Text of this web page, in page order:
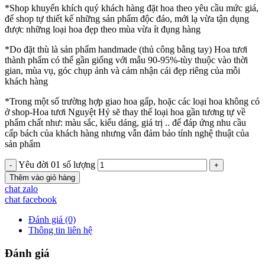
*Shop khuyến khích quý khách hàng đặt hoa theo yêu cầu mức giá,
để shop tự thiết kế những sản phẩm độc đáo, mới lạ vừa tận dụng
được những loại hoa đẹp theo mùa vừa ít đụng hàng
*Do đặt thù là sản phẩm handmade (thủ công bằng tay) Hoa tươi
thành phẩm có thể gần giống với mẫu 90-95%-tùy thuộc vào thời
gian, mùa vụ, góc chụp ảnh và cảm nhận cái đẹp riêng của mỗi
khách hàng
*Trong một số trường hợp giao hoa gấp, hoặc các loại hoa không có
ở shop-Hoa tươi Nguyệt Hỷ sẽ thay thế loại hoa gần tương tự về
phẩm chất như: màu sắc, kiểu dáng, giá trị .. để đáp ứng nhu cầu
cấp bách của khách hàng nhưng vẫn đảm bảo tính nghệ thuật của
sản phẩm
Yêu đời 01 số lượng
Thêm vào giỏ hàng
chat zalo
chat facebook
Đánh giá (0)
Thông tin liên hệ
Đánh giá